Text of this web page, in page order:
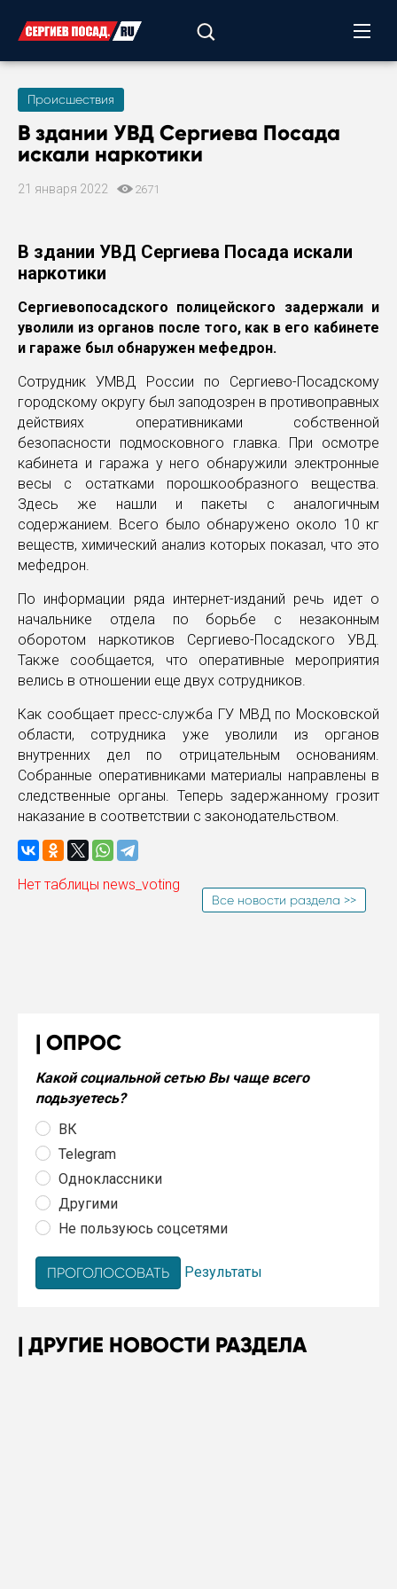
Происшествия
В здании УВД Сергиева Посада
искали наркотики
21 января 2022 2671
В здании УВД Сергиева Посада искали
наркотики
Сергиевопосадского полицейского задержали и
уволили из органов после того, как в его кабинете
и гараже был обнаружен мефедрон.
Сотрудник УМВД России по Сергиево-Посадскому
городскому округу был заподозрен в противоправных
действиях оперативниками собственной
безопасности подмосковного главка. При осмотре
кабинета и гаража у него обнаружили электронные
весы с остатками порошкообразного вещества.
Здесь же нашли и пакеты с аналогичным
содержанием. Всего было обнаружено около 10 кг
веществ, химический анализ которых показал, что это
мефедрон.
По информации ряда интернет-изданий речь идет о
начальнике отдела по борьбе с незаконным
оборотом наркотиков Сергиево-Посадского УВД.
Также сообщается, что оперативные мероприятия
велись в отношении еще двух сотрудников.
Как сообщает пресс-служба ГУ МВД по Московской
области, сотрудника уже уволили из органов
внутренних дел по отрицательным основаниям.
Собранные оперативниками материалы направлены в
следственные органы. Теперь задержанному грозит
наказание в соответствии с законодательством.
Нет таблицы news_voting
Все новости раздела >>
ОПРОС
Какой социальной сетью Вы чаще всего
подьзуетесь?
ВК
Telegram
Одноклассники
Другими
Не пользуюсь соцсетями
Результаты
ДРУГИЕ НОВОСТИ РАЗДЕЛА